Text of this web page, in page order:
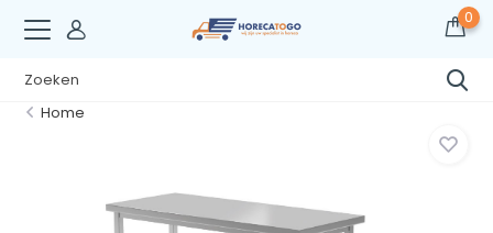
0
Home